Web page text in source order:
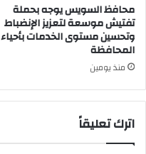
محافظ السويس يوجه بحملة
تفتيش موسعة لتعزيز الإنضباط
وتحسين مستوى الخدمات بأحياء
المحافظة
منذ يومين
اترك تعليقاً